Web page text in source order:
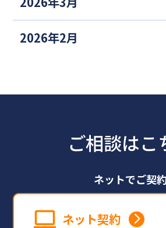
2026年2月
ご相談はこ
ネットでご契
ネット契約